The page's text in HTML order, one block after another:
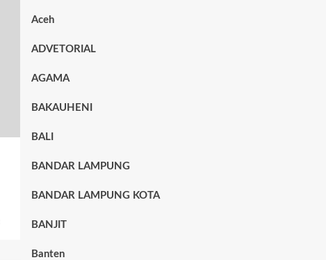
Aceh
ADVETORIAL
AGAMA
BAKAUHENI
BALI
BANDAR LAMPUNG
BANDAR LAMPUNG KOTA
BANJIT
Banten